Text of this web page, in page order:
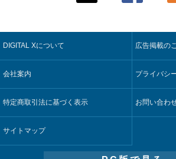
コスモ石油、製油所の設備点検への四
検証
近大病院と中外製薬、治験参加者組み
5
【COMPUTEX 2026：Arm編】チップ
湾サプライチェーン、英Armが連携を強
そもそも今の仕事はAIエージェントを
回】
製造業の現場の暗黙知を組織横断で活
5
Umios、消費者起点の販売計画策定に
稼働
DIGITAL Xについて 広告掲載の
会社案内 プライバシ
特定商取引法に基づく表示 お問い合わ
サイトマップ